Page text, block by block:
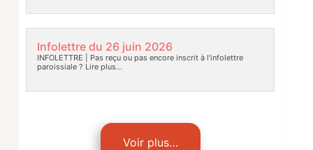
Infolettre du 26 juin 2026
INFOLETTRE | Pas reçu ou pas encore inscrit à l’infolettre
paroissiale ? Lire plus…
Voir plus…